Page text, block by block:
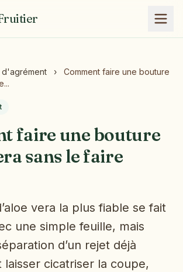
d'agrément ›
Comment faire une bouture
faire une bouture
sans le faire
vera la plus fiable se fait
une simple feuille, mais
d’un rejet déjà
cicatriser la coupe,